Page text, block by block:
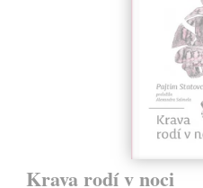
Krava rodí v noci